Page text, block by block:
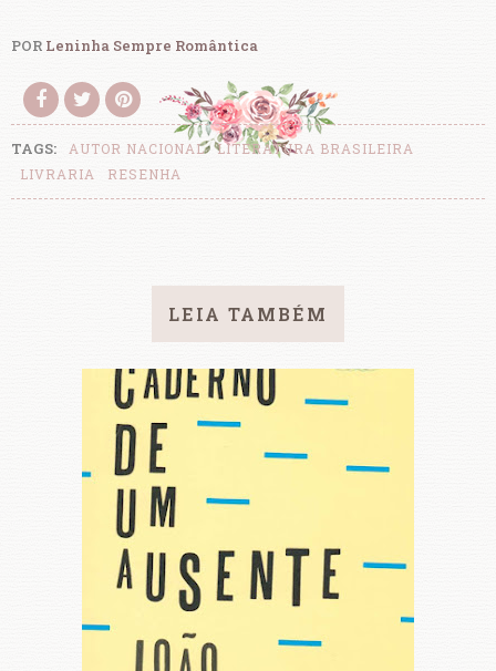
POR Leninha Sempre Romântica
TAGS: AUTOR NACIONAL
LITERATURA BRASILEIRA
LIVRARIA
RESENHA
LEIA TAMBÉM